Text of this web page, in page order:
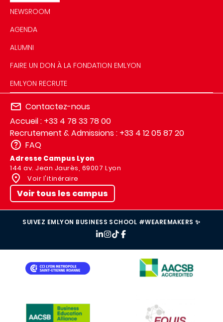
NEWSROOM
AGENDA
ALUMNI
FAIRE UN DON À LA FONDATION EMLYON
EMLYON RECRUTE
Contactez-nous
Accueil : +33 4 78 33 78 00
Recrutement & Admissions : +33 4 12 05 87 20
FAQ
Adresse Campus Lyon
144 av. Jean Jaurès, 69007 Lyon
Voir l'itinéraire
Voir tous les campus
SUIVEZ EMLYON BUSINESS SCHOOL #WEAREMAKERS ✨
IMAGE